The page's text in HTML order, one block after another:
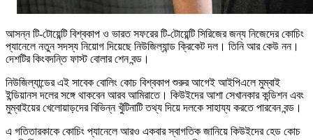
আসন্ন টি-টোয়েন্টি বিশ্বকাপ ও ভারত সফরের টি-টোয়েন্টি সিরিজের জন্য নিজেদের কোচিং
প্যানেলে নতুন সদস্য নিয়োগ দিয়েছে নিউজিল্যান্ড ক্রিকেট দল। তিনি আর কেউ নন।
দেশটির কিংবদন্তি ফাস্ট বোলার শেন বন্ড।
নিউজিল্যান্ডের এই সাবেক বোলিং কোচ বিশ্বকাপ শুরুর আগেই আইপিএলে মুম্বাই
ইন্ডিয়ানস দলের সঙ্গে থাকবেন আরব আমিরাতে। কিউইদের আশা সেখানকার কন্ডিশন এবং
মুম্বাইয়ের খেলোয়াড়দের বিভিন্ন খুঁটিনাটি তথ্য দিয়ে দলকে সাহায্য করতে পারবেন বন্ড।
এ গতিতারকাকে কোচিং প্যানেলে আরও একবার স্বাগতিক জানিয়ে কিউইদের হেড কোচ